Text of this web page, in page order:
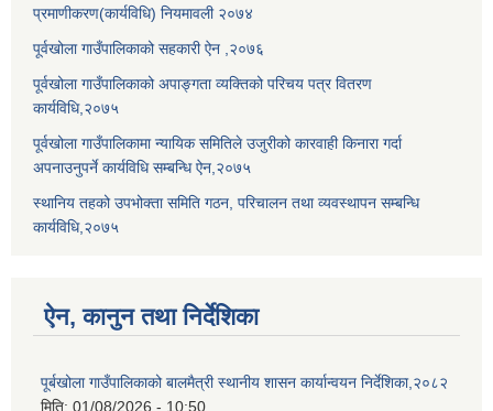
प्रमाणीकरण(कार्यविधि) नियमावली २०७४
पूर्वखोला गाउँपालिकाको सहकारी ऐन ,२०७६
पूर्वखोला गाउँपालिकाको अपाङ्गता व्यक्तिको परिचय पत्र वितरण
कार्यविधि,२०७५
पूर्वखोला गाउँपालिकामा न्यायिक समितिले उजुरीको कारवाही किनारा गर्दा
अपनाउनुपर्ने कार्यविधि सम्बन्धि ऐन,२०७५
स्थानिय तहको उपभोक्ता समिति गठन, परिचालन तथा व्यवस्थापन सम्बन्धि
कार्यविधि,२०७५
ऐन, कानुन तथा निर्देशिका
पूर्बखोला गाउँपालिकाको बालमैत्री स्थानीय शासन कार्यान्वयन निर्देशिका,२०८२
मिति: 01/08/2026 - 10:50